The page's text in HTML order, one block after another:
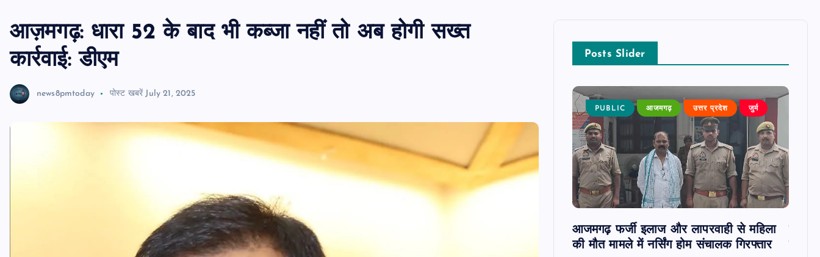
आज़मगढ़: धारा 52 के बाद भी कब्जा नहीं तो अब होगी सख्त
कार्रवाई: डीएम
news8pmtoday पोस्ट खबरें July 21, 2025
Posts Slider
डॉ. धनन्जय पाण्डेय बने अध्यक्ष, डॉ. अलेन्द्र कुमार
सचिव निर्विरोध निर्वाचित
August 6, 2026
PUBLIC आजमगढ़ उत्तर प्रदेश जुर्म
आजमगढ़ फर्जी इलाज और लापरवाही से महिला
की मौत मामले में नर्सिंग होम संचालक गिरफ्तार
दवा
इंतजार